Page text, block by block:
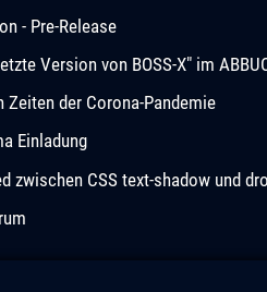
- Pre-Release
Version von BOSS-X" im
der Corona-Pandemie
Einladung
zwischen CSS text-shadow und